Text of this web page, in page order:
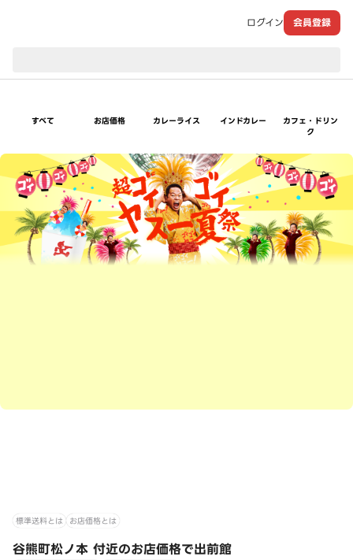
ログイン 会員登録
すべて お店価格 カレーライス インドカレー
カフェ・ドリン
ク
超ゴイゴイヤスー夏祭
標準送料とは お店価格とは
谷熊町松ノ本 付近のお店価格で出前館